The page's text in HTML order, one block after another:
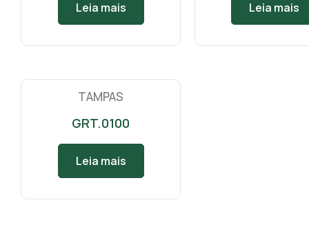
Leia mais Leia mais
TAMPAS
GRT.0100
Leia mais